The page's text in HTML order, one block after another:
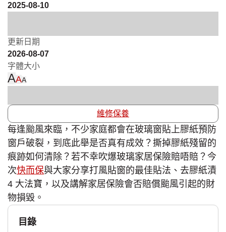
2025-08-10
更新日期
2026-08-07
字體大小
AAA
維修保養
每逢颱風來臨，不少家庭都會在玻璃窗貼上膠紙預防
窗戶破裂，到底此舉是否真有成效？撕掉膠紙殘留的
痕跡如何清除？若不幸吹爆玻璃家居保險賠唔賠？今
次快而保與大家分享打風貼窗的最佳貼法、去膠紙漬
4 大法寶，以及講解家居保險會否賠償颱風引起的財
物損毀。
目錄